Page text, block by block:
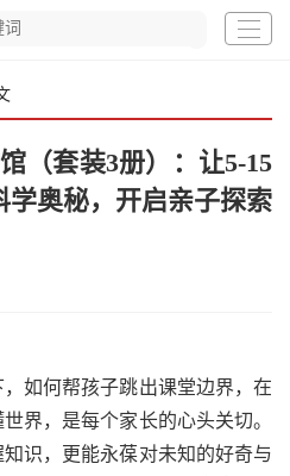
（套装3册）：让5-15
学奥秘，开启亲子探索
何帮孩子跳出课堂边界，在
界，是每个家长的心头关切。
识，更能永葆对未知的好奇与